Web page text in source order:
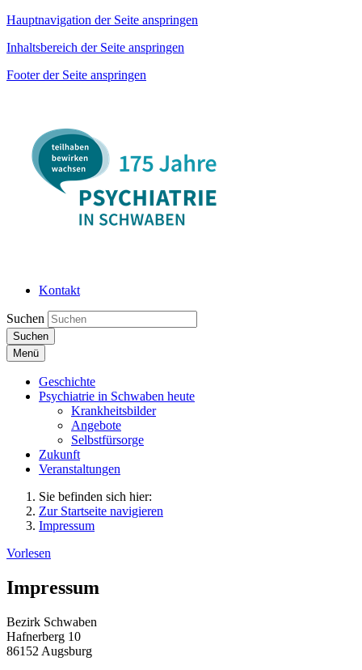
Hauptnavigation der Seite anspringen
Inhaltsbereich der Seite anspringen
Footer der Seite anspringen
Kontakt
Suchen
Suchen
Menü
Geschichte
Psychiatrie in Schwaben heute
Krankheitsbilder
Angebote
Selbstfürsorge
Zukunft
Veranstaltungen
Sie befinden sich hier:
Zur Startseite navigieren
Impressum
Vorlesen
Impressum
Bezirk Schwaben
Hafnerberg 10
86152 Augsburg